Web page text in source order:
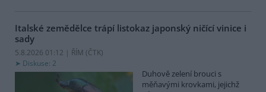
Italské zemědělce trápí listokaz japonský ničící vinice i
sady
5.8.2026 01:12 | ŘÍM (ČTK)
Diskuse: 2
Duhově zelení brouci s
měňavými krovkami, jejichž